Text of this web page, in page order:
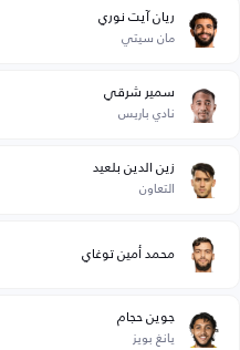
ريان آيت نوري
مان سيتي
سمير شرقي
نادي باريس
زين الدين بلعيد
التعاون
محمد أمين توغاي
جوين حجام
يانغ بويز